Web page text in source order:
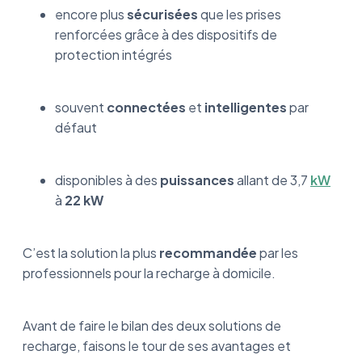
encore plussécuriséesque les prises
renforcées grâce à des dispositifs de
protection intégrés
souvent connectées et intelligentespar
défaut
disponibles à des puissancesallant de 3,7 kW
à 22 kW
C’est la solution la plus recommandéepar les
professionnels pour la recharge à domicile.
Avant de faire le bilan des deux solutions de
recharge, faisons le tour de ses avantages et